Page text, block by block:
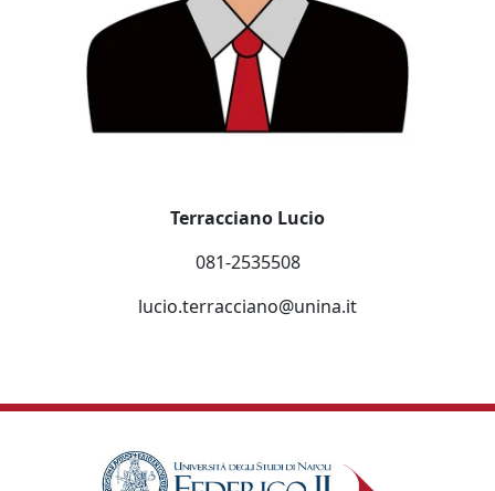
Terracciano Lucio
081-2535508
lucio.terracciano@unina.it